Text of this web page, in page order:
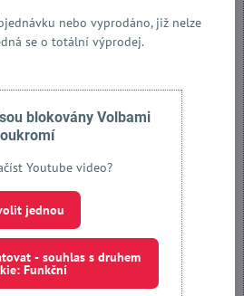
načíst externí obsah?
- souhlas s druhem cookie: Funkční
obsah v novém okně
nebo vyprodáno, již nelze
se o totální výprodej.
blokovány Volbami
Youtube video?
jednou
- souhlas s druhem
Funkční